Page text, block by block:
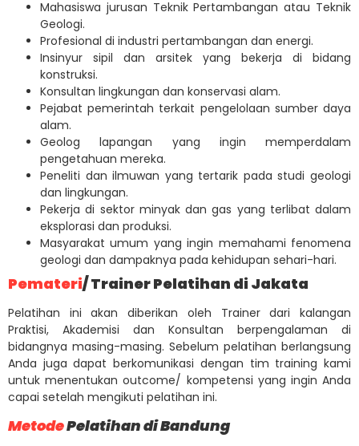
Mahasiswa jurusan Teknik Pertambangan atau Teknik
Geologi.
Profesional di industri pertambangan dan energi.
Insinyur sipil dan arsitek yang bekerja di bidang
konstruksi.
Konsultan lingkungan dan konservasi alam.
Pejabat pemerintah terkait pengelolaan sumber daya
alam.
Geolog lapangan yang ingin memperdalam
pengetahuan mereka.
Peneliti dan ilmuwan yang tertarik pada studi geologi
dan lingkungan.
Pekerja di sektor minyak dan gas yang terlibat dalam
eksplorasi dan produksi.
Masyarakat umum yang ingin memahami fenomena
geologi dan dampaknya pada kehidupan sehari-hari.
Pemateri/ Trainer Pelatihan di Jakata
Pelatihan ini akan diberikan oleh Trainer dari kalangan
Praktisi, Akademisi dan Konsultan berpengalaman di
bidangnya masing-masing. Sebelum pelatihan berlangsung
Anda juga dapat berkomunikasi dengan tim training kami
untuk menentukan outcome/ kompetensi yang ingin Anda
capai setelah mengikuti pelatihan ini.
MetodePelatihan di Bandung